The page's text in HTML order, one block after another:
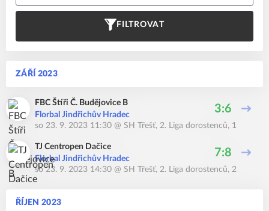
FILTROVAT
ZÁŘÍ 2023
FBC Štíři Č. Budějovice B
Florbal Jindřichův Hradec
3:6
so 23. 9. 2023 11:30 @ SH Třešť, 2. Liga dorostenců, 1
TJ Centropen Dačice
Florbal Jindřichův Hradec
7:8
so 23. 9. 2023 14:30 @ SH Třešť, 2. Liga dorostenců, 2
ŘÍJEN 2023